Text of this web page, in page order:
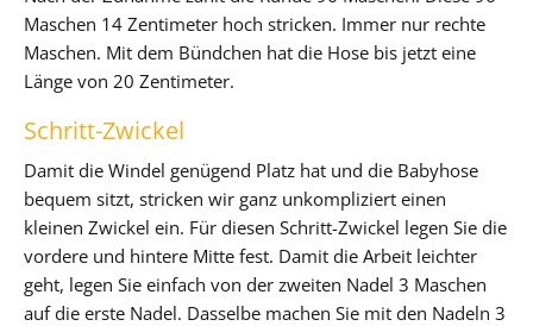
Maschen 14 Zentimeter hoch stricken. Immer nur rechte
Maschen. Mit dem Bündchen hat die Hose bis jetzt eine
Länge von 20 Zentimeter.
Schritt-Zwickel
Damit die Windel genügend Platz hat und die Babyhose
bequem sitzt, stricken wir ganz unkompliziert einen
kleinen Zwickel ein. Für diesen Schritt-Zwickel legen Sie die
vordere und hintere Mitte fest. Damit die Arbeit leichter
geht, legen Sie einfach von der zweiten Nadel 3 Maschen
auf die erste Nadel. Dasselbe machen Sie mit den Nadeln 3